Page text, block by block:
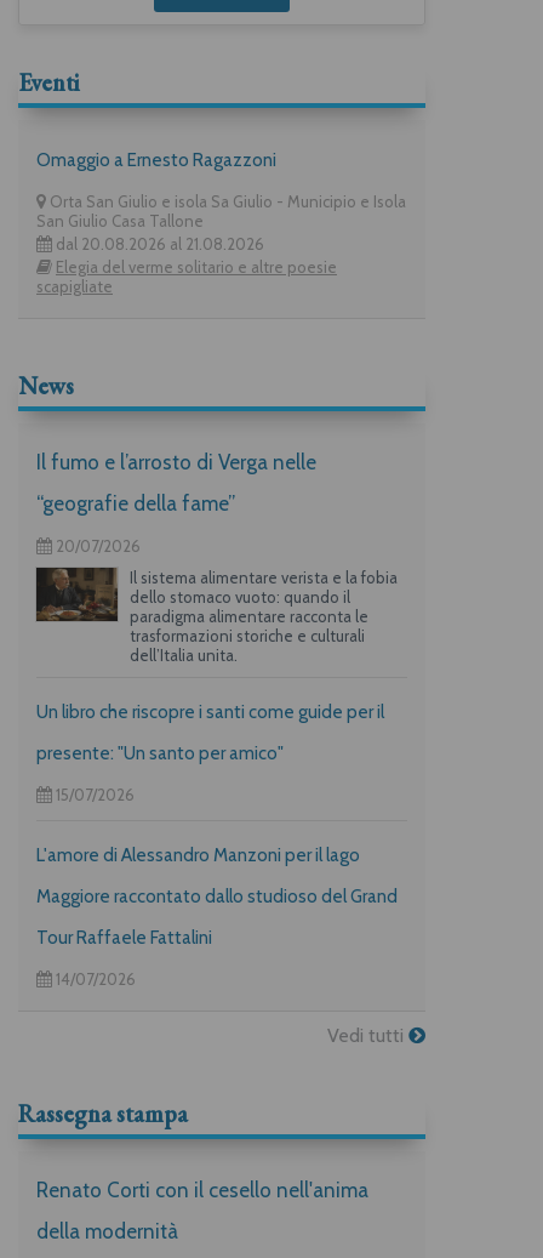
Eventi
Omaggio a Ernesto Ragazzoni
Orta San Giulio e isola Sa Giulio - Municipio e Isola
San Giulio Casa Tallone
dal 20.08.2026 al 21.08.2026
Elegia del verme solitario e altre poesie
scapigliate
News
Il fumo e l’arrosto di Verga nelle
“geografie della fame”
20/07/2026
Il sistema alimentare verista e la fobia
dello stomaco vuoto: quando il
paradigma alimentare racconta le
trasformazioni storiche e culturali
dell’Italia unita.
Un libro che riscopre i santi come guide per il
presente: "Un santo per amico"
15/07/2026
L'amore di Alessandro Manzoni per il lago
Maggiore raccontato dallo studioso del Grand
Tour Raffaele Fattalini
14/07/2026
Vedi tutti
Rassegna stampa
Renato Corti con il cesello nell'anima
della modernità